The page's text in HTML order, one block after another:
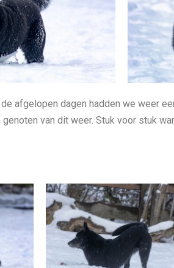
afgelopen dagen hadden we weer
van dit weer. Stuk voor stuk